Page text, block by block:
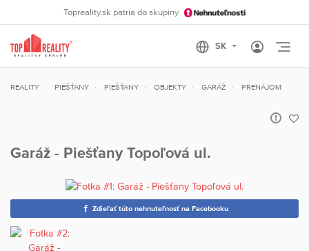
Topreality.sk patria do skupiny
REALITY PIEŠŤANY PIEŠŤANY OBJEKTY GARÁŽ PRENÁJOM
Garáž - Piešťany Topoľová ul.
Zdieľať túto nehnuteľnosť na Facebooku